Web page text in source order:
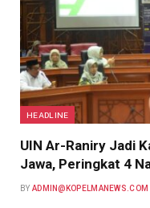
HEADLINE
UIN Ar-Raniry Jadi
Jawa, Peringkat 4
BY ADMIN@KOPELMANEWS.COM